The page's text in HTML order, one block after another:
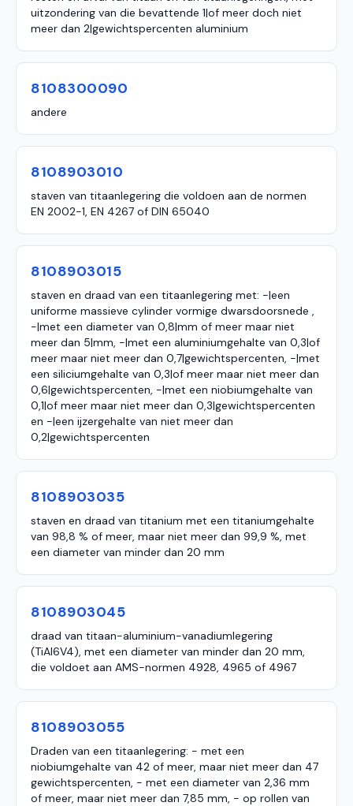
uitzondering van die bevattende 1|of meer doch niet
meer dan 2|gewichtspercenten aluminium
8108300090
andere
8108903010
staven van titaanlegering die voldoen aan de normen
EN 2002-1, EN 4267 of DIN 65040
8108903015
staven en draad van een titaanlegering met: -|een
uniforme massieve cylinder vormige dwarsdoorsnede ,
-|met een diameter van 0,8|mm of meer maar niet
meer dan 5|mm, -|met een aluminiumgehalte van 0,3|of
meer maar niet meer dan 0,7|gewichtspercenten, -|met
een siliciumgehalte van 0,3|of meer maar niet meer dan
0,6|gewichtspercenten, -|met een niobiumgehalte van
0,1|of meer maar niet meer dan 0,3|gewichtspercenten
en -|een ijzergehalte van niet meer dan
0,2|gewichtspercenten
8108903035
staven en draad van titanium met een titaniumgehalte
van 98,8 % of meer, maar niet meer dan 99,9 %, met
een diameter van minder dan 20 mm
8108903045
draad van titaan-aluminium-vanadiumlegering
(TiAI6V4), met een diameter van minder dan 20 mm,
die voldoet aan AMS-normen 4928, 4965 of 4967
8108903055
Draden van een titaanlegering: - met een
niobiumgehalte van 42 of meer, maar niet meer dan 47
gewichtspercenten, - met een diameter van 2,36 mm
of meer, maar niet meer dan 7,85 mm, - op rollen van